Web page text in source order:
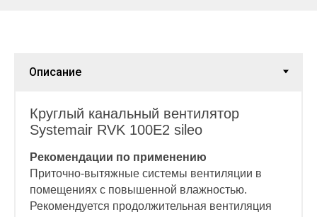
Круглый канальный вентилятор
Systemair RVK 100E2 sileo
Рекомендации по применению
Приточно-вытяжные системы вентиляции в
помещениях с повышенной влажностью.
Рекомендуется продолжительная вентиляция